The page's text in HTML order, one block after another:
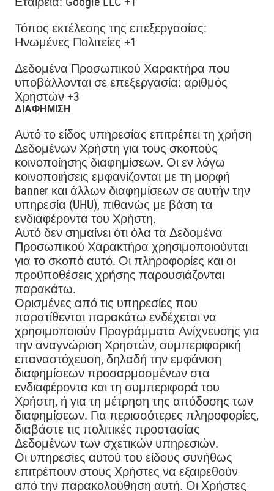
Τόπος εκτέλεσης της επεξεργασίας:
Ηνωμένες Πολιτείες +1
Δεδομένα Προσωπικού Χαρακτήρα που
υποβάλλονται σε επεξεργασία: αριθμός
Χρηστών +3
ΔΙΑΦΉΜΙΣΗ
Αυτό το είδος υπηρεσίας επιτρέπει τη χρήση
Δεδομένων Χρήστη για τους σκοπούς
κοινοποίησης διαφημίσεων. Οι εν λόγω
κοινοποιήσεις εμφανίζονται με τη μορφή
banner και άλλων διαφημίσεων σε αυτήν την
υπηρεσία (UHU), πιθανώς με βάση τα
ενδιαφέροντα του Χρήστη.
Αυτό δεν σημαίνει ότι όλα τα Δεδομένα
Προσωπικού Χαρακτήρα χρησιμοποιούνται
για το σκοπό αυτό. Οι πληροφορίες και οι
προϋποθέσεις χρήσης παρουσιάζονται
παρακάτω.
Ορισμένες από τις υπηρεσίες που
παρατίθενται παρακάτω ενδέχεται να
χρησιμοποιούν Προγράμματα Ανίχνευσης για
την αναγνώριση Χρηστών, συμπεριφορική
επαναστόχευση, δηλαδή την εμφάνιση
διαφημίσεων προσαρμοσμένων στα
ενδιαφέροντα και τη συμπεριφορά του
Χρήστη, ή για τη μέτρηση της απόδοσης των
διαφημίσεων. Για περισσότερες πληροφορίες,
διαβάστε τις πολιτικές προστασίας
Δεδομένων των σχετικών υπηρεσιών.
Οι υπηρεσίες αυτού του είδους συνήθως
επιτρέπουν στους Χρήστες να εξαιρεθούν
από την παρακολούθηση αυτή. Οι Χρήστες